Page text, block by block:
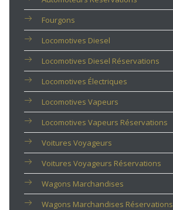
Fourgons
Locomotives Diesel
Locomotives Diesel Réservations
Locomotives Électriques
Locomotives Vapeurs
Locomotives Vapeurs Réservations
Voitures Voyageurs
Voitures Voyageurs Réservations
Wagons Marchandises
Wagons Marchandises Réservations